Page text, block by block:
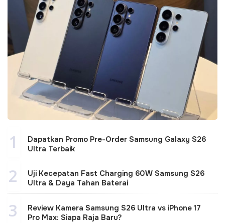
1
Dapatkan Promo Pre-Order Samsung Galaxy S26
Ultra Terbaik
2
Uji Kecepatan Fast Charging 60W Samsung S26
Ultra & Daya Tahan Baterai
3
Review Kamera Samsung S26 Ultra vs iPhone 17
Pro Max: Siapa Raja Baru?